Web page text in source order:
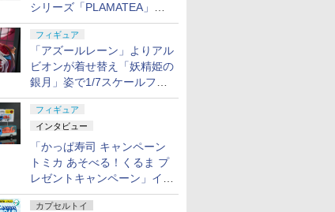
シリーズ「PLAMATEA」で
登場！ 2027年1月発売予定
フィギュア
「アズールレーン」よりアル
ビオンが着せ替え「妖精姫の
銀月」姿で1/7スケールフィ
ギュア化！
フィギュア
インタビュー
「かっぱ寿司 キャンペーン
トミカ あそべる！くるま プ
レゼントキャンペーン」イン
タビュー
カプセルトイ